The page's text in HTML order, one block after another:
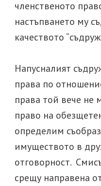
членственото
настъпването му
качеството
Напусналият
права по
права той вече
право на
определим
имуществото в
отговорност.
срещу направена